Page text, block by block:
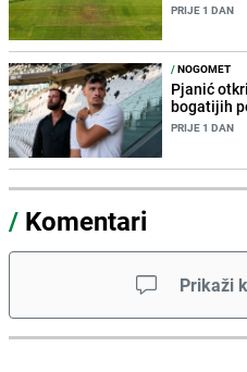
PRIJE 1 DAN
/NOGOMET
Pjanić
bogatijih
PRIJE 1 DAN
/ Komentari
Prikaži